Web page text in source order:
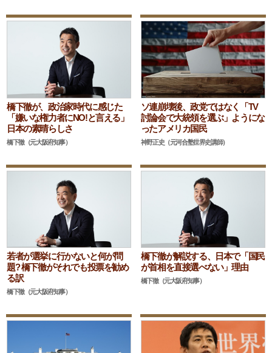
橋下徹が、政治家時代に感じた
「嫌いな権力者にNO!と言える」
日本の素晴らしさ
橋下徹（元大阪府知事）
ソ連崩壊後、政党ではなく「TV
討論会で大統領を選ぶ」ようにな
ったアメリカ国民
神野正史（元河合塾世界史講師）
若者が選挙に行かないと何が問
題? 橋下徹がそれでも投票を勧め
る訳
橋下徹（元大阪府知事）
橋下徹が解説する、日本で「国民
が首相を直接選べない」理由
橋下徹（元大阪府知事）